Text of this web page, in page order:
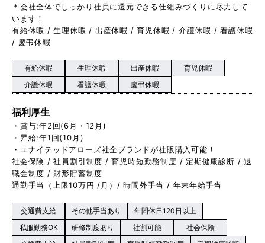
＊会社全体でしっかり社員に還元できる仕組みづくりに尽力して
います！
有給休暇 / 生理休暇 / 出産休暇 / 育児休暇 / 介護休暇 / 看護休暇
/ 慶弔休暇
有給休暇 生理休暇 出産休暇
育児休暇
介護休暇
看護休暇 慶弔休暇
福利厚生
・賞与:年2回(6月・12月)
・昇給:年1回(10月)
・ユナイテッドアローズ社全ブランドが社販購入可能！
社会保険 / 社員割引制度 / 育児時短勤務制度 / 定期健康診断 / 退
職金制度 / 財形貯蓄制度
通勤手当（上限10万円 /月）/ 時間外手当 / 年末年始手当
交通費支給 その他手当あり
年間休日120日以上
私服勤務OK
研修制度あり 社割可能
社会保険